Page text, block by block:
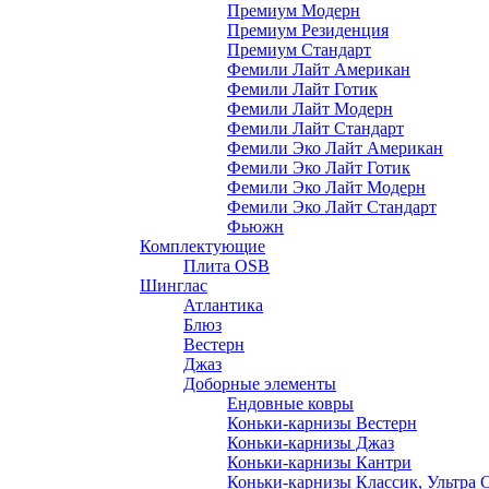
Премиум Модерн
Премиум Резиденция
Премиум Стандарт
Фемили Лайт Американ
Фемили Лайт Готик
Фемили Лайт Модерн
Фемили Лайт Стандарт
Фемили Эко Лайт Американ
Фемили Эко Лайт Готик
Фемили Эко Лайт Модерн
Фемили Эко Лайт Стандарт
Фьюжн
Комплектующие
Плита OSB
Шинглас
Атлантика
Блюз
Вестерн
Джаз
Доборные элементы
Ендовные ковры
Коньки-карнизы Вестерн
Коньки-карнизы Джаз
Коньки-карнизы Кантри
Коньки-карнизы Классик, Ультра